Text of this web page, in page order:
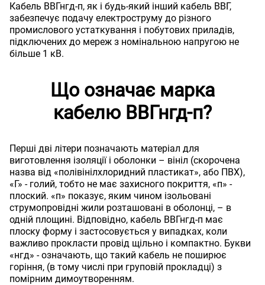
Кабель ВВГнгд-п, як і будь-який інший кабель ВВГ,
забезпечує подачу електроструму до різного
промислового устаткування і побутових приладів,
підключених до мереж з номінальною напругою не
більше 1 кВ.
Що означає марка
кабелю ВВГнгд-п?
Перші дві літери позначають матеріал для
виготовлення ізоляції і оболонки – вініл (скорочена
назва від «полівінілхлоридний пластикат», або ПВХ),
«Г» - голий, тобто не має захисного покриття, «п» -
плоский. «п» показує, яким чином ізольовані
струмопровідні жили розташовані в оболонці, – в
одній площині. Відповідно, кабель ВВГнгд-п має
плоску форму і застосовується у випадках, коли
важливо прокласти провід щільно і компактно. Букви
«нгд» - означають, що такий кабель не поширює
горіння, (в тому числі при груповій прокладці) з
помірним димоутворенням.